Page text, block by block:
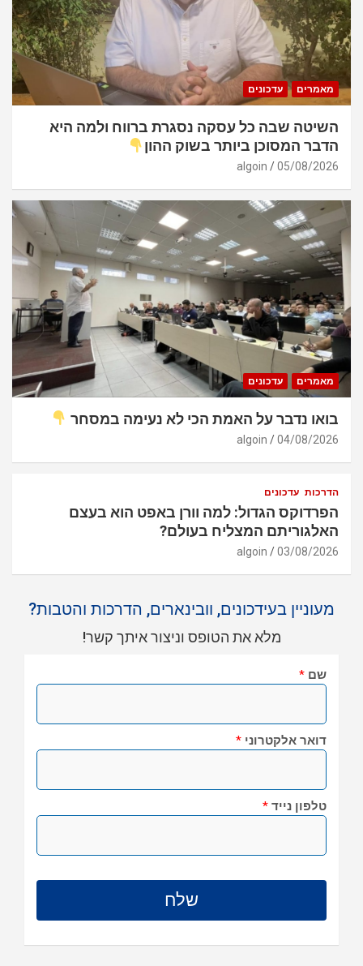
מאמרים עדכונים
השיטה שבה כל עסקה נסגרת ברווח ולמה היא
הדבר המסוכן ביותר בשוק ההון
05/08/2026
algoin
מאמרים עדכונים
בואו נדבר על האמת הכי לא נעימה במסחר
04/08/2026
algoin
הדרכות עדכונים
הפרדוקס הגדול: למה וורן באפט הוא בעצם
האלגוריתם המצליח בעולם?
03/08/2026
algoin
מעוניין בעידכונים, וובינארים, הדרכות והטבות?
מלא את הטופס וניצור איתך קשר!
שם *
דואר אלקטרוני *
טלפון נייד *